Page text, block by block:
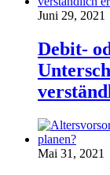
Juni 29, 2021
Debit-
Mai 31, 2021